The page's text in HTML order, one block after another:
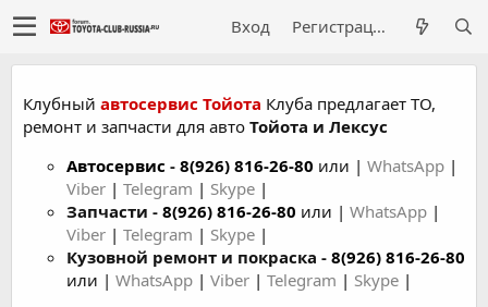
Вход Регистрация
Клубный автосервис Тойота Клуба предлагает ТО,
ремонт и запчасти для авто Тойота и Лексус
Автосервис - 8(926) 816-26-80 или | WhatsApp |
Viber | Telegram | Skype |
Запчасти - 8(926) 816-26-80 или | WhatsApp |
Viber | Telegram | Skype |
Кузовной ремонт и покраска - 8(926) 816-26-80
или | WhatsApp | Viber | Telegram | Skype |